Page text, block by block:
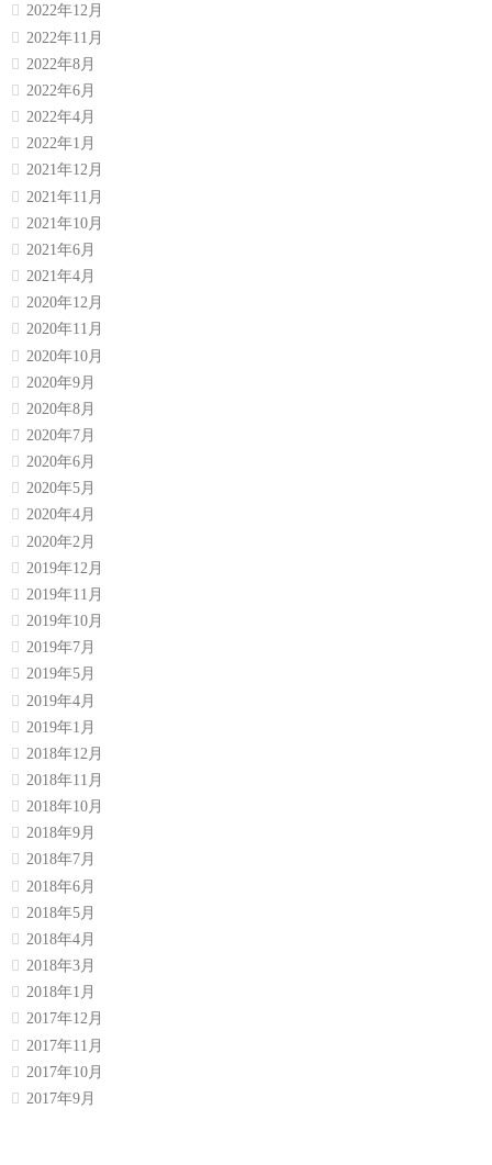
2022年12月
2022年11月
2022年8月
2022年6月
2022年4月
2022年1月
2021年12月
2021年11月
2021年10月
2021年6月
2021年4月
2020年12月
2020年11月
2020年10月
2020年9月
2020年8月
2020年7月
2020年6月
2020年5月
2020年4月
2020年2月
2019年12月
2019年11月
2019年10月
2019年7月
2019年5月
2019年4月
2019年1月
2018年12月
2018年11月
2018年10月
2018年9月
2018年7月
2018年6月
2018年5月
2018年4月
2018年3月
2018年1月
2017年12月
2017年11月
2017年10月
2017年9月